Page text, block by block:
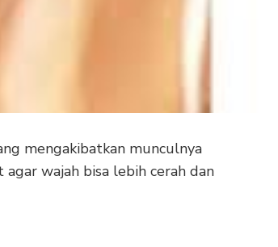
mengakibatkan munculnya
wajah bisa lebih cerah dan